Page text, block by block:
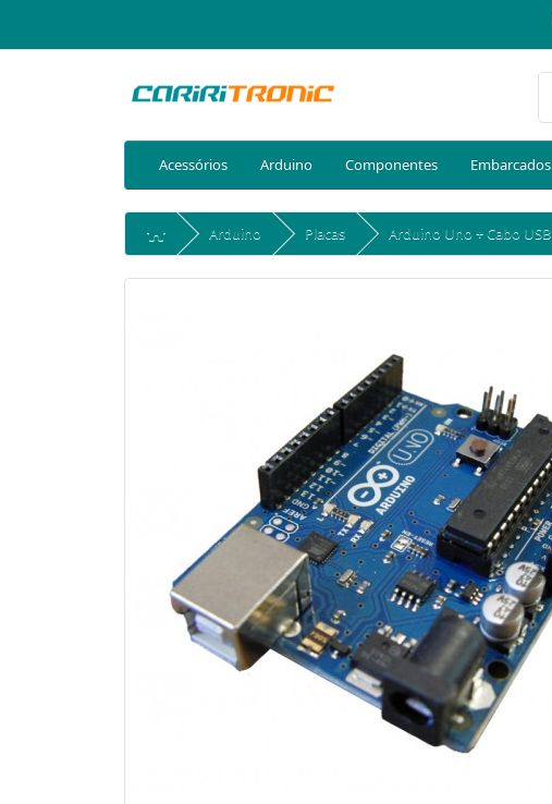
Acessórios Arduino Componentes Embarcados
Arduino Placas Arduino Uno + Cabo USB